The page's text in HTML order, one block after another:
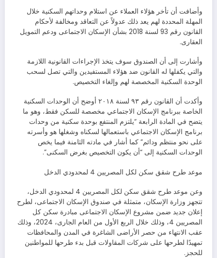
وأضافت أن تأخر هؤلاء العملاء عن استلام وحداتهم السكنية خلال
المهلة المحددة لهم يعد ذلك عدولاً عن التعاقد ومخالفة لأحكام
القانون رقم 93 لسنة 2018 بشأن الإسكان الاجتماعى ودعم التمويل
العقارى.
وأشارت إلى أن الصندوق سوف يتخذ الإجراءات القانونية اللازمة
والتي يكفلها له القانون ضد هؤلاء المستفيدين والتي تصل لسحب
الوحدة السكنية المخصصة لهم وإلغاء التخصيص.
وأكدت أن القانون رقم ٩٣ لسنة ٢٠١٨ أوضح أن الوحدات السكنية
الخاصة ببرنامج الإسكان الاجتماعي مخصصة للسكن فقط، وهو ما
يتضح في المادة الرابعة “يلتزم المنتفع بوحدة سكنية من وحدات
برنامج الإسكان الاجتماعي باستعمالها لسكناه وشغلها هو وأسرته
على نحو منتظم ودائم” كما أشار في مادته الثامنة فيما يخص
الوحدات السكنية إلى “أن يكون التخصيص بغرض السكنى”.
موعد طرح شقق سكن لكل المصريين 4 لمحدودي الدخل
وعن موعد طرح شقق سكن لكل المصريين 4 لمحدودي الدخل،
تتجهز وزارة الإسكان، متمثلة في صندوق الإسكان الاجتماعى، لطرح
إعلان جديد ضمن مشروع الإسكان الاجتماعى مبادرة سكن كل
المصريين 4، وذلك خلال الربع الأول من العام الجارى، 2024، وذلك
عقب الانتهاء من حصر الأراضى الشاغرة في المدن والمحافظات
تمهيدًا لطرحها على شركات المقاولات قبل بدء طرحها للمواطنين
للحجز.